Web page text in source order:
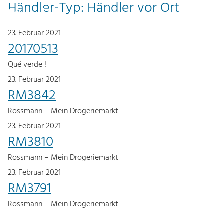
0
Händler-Typ: Händler vor Ort
23. Februar 2021
20170513
Qué verde !
23. Februar 2021
RM3842
Rossmann – Mein Drogeriemarkt
23. Februar 2021
RM3810
Rossmann – Mein Drogeriemarkt
23. Februar 2021
RM3791
Rossmann – Mein Drogeriemarkt